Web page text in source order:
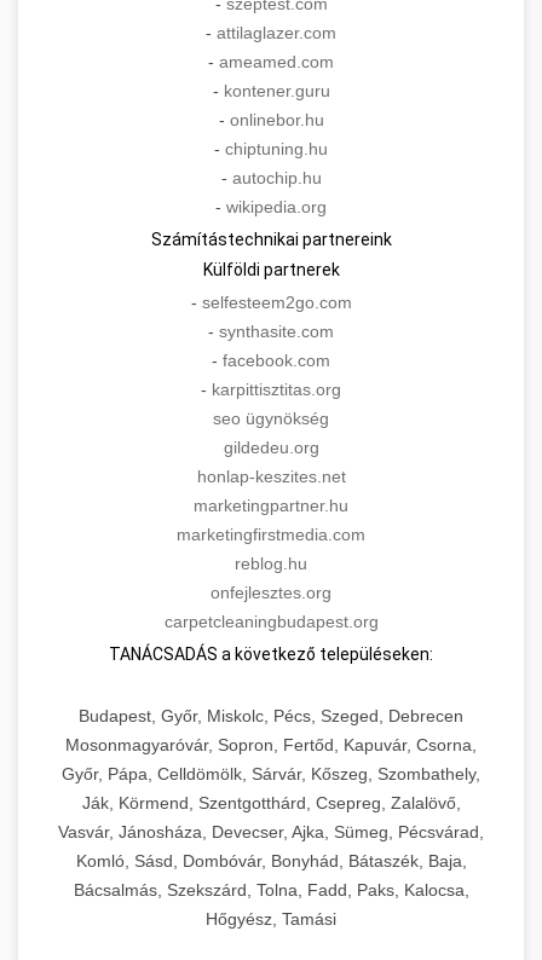
- szeptest.com
- attilaglazer.com
- ameamed.com
- kontener.guru
- onlinebor.hu
- chiptuning.hu
- autochip.hu
- wikipedia.org
Számítástechnikai partnereink
Külföldi partnerek
- selfesteem2go.com
- synthasite.com
- facebook.com
- karpittisztitas.org
seo ügynökség
gildedeu.org
honlap-keszites.net
marketingpartner.hu
marketingfirstmedia.com
reblog.hu
onfejlesztes.org
carpetcleaningbudapest.org
TANÁCSADÁS a következő településeken:
Budapest, Győr, Miskolc, Pécs, Szeged, Debrecen
Mosonmagyaróvár, Sopron, Fertőd, Kapuvár, Csorna,
Győr, Pápa, Celldömölk, Sárvár, Kőszeg, Szombathely,
Ják, Körmend, Szentgotthárd, Csepreg, Zalalövő,
Vasvár, Jánosháza, Devecser, Ajka, Sümeg, Pécsvárad,
Komló, Sásd, Dombóvár, Bonyhád, Bátaszék, Baja,
Bácsalmás, Szekszárd, Tolna, Fadd, Paks, Kalocsa,
Hőgyész, Tamási